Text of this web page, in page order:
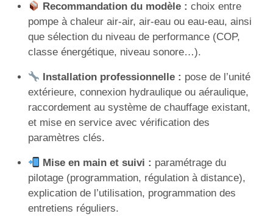
Recommandation du modèle : choix entre
pompe à chaleur air-air, air-eau ou eau-eau, ainsi
que sélection du niveau de performance (COP,
classe énergétique, niveau sonore…).
Installation professionnelle : pose de l’unité
extérieure, connexion hydraulique ou aéraulique,
raccordement au système de chauffage existant,
et mise en service avec vérification des
paramètres clés.
Mise en main et suivi : paramétrage du
pilotage (programmation, régulation à distance),
explication de l’utilisation, programmation des
entretiens réguliers.